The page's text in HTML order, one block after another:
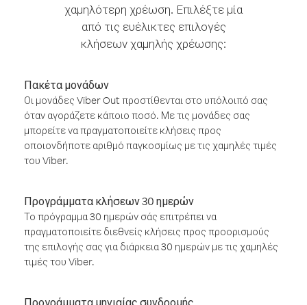
χαμηλότερη χρέωση. Επιλέξτε μία
από τις ευέλικτες επιλογές
κλήσεων χαμηλής χρέωσης:
Πακέτα μονάδων
Οι μονάδες Viber Out προστίθενται στο υπόλοιπό σας
όταν αγοράζετε κάποιο ποσό. Με τις μονάδες σας
μπορείτε να πραγματοποιείτε κλήσεις προς
οποιονδήποτε αριθμό παγκοσμίως με τις χαμηλές τιμές
του Viber.
Προγράμματα κλήσεων 30 ημερών
Το πρόγραμμα 30 ημερών σάς επιτρέπει να
πραγματοποιείτε διεθνείς κλήσεις προς προορισμούς
της επιλογής σας για διάρκεια 30 ημερών με τις χαμηλές
τιμές του Viber.
Προγράμματα μηνιαίας συνδρομής